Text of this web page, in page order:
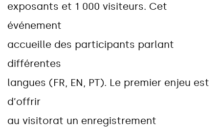
exposants et 1 000 visiteurs. Cet
événement
accueille des participants parlant
différentes
langues (FR, EN, PT). Le premier enjeu est
d’offrir
au visitorat un enregistrement